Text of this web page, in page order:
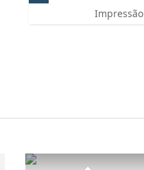
Impressão